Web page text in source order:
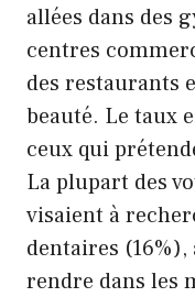
allées dans des
centres
des restaurants
beauté. Le taux
ceux qui
La plupart des
visaient à
dentaires
rendre dans les